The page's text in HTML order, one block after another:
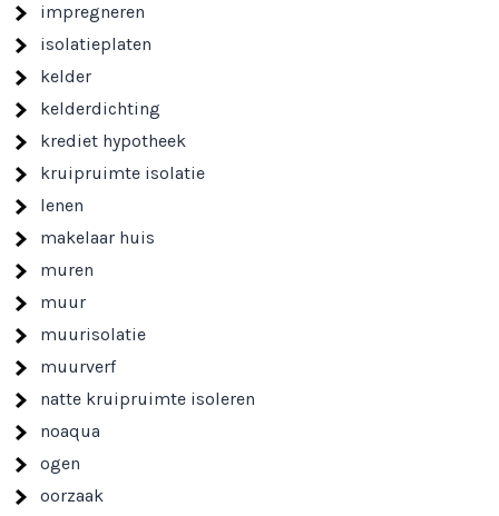
impregneren
isolatieplaten
kelder
kelderdichting
krediet hypotheek
kruipruimte isolatie
lenen
makelaar huis
muren
muur
muurisolatie
muurverf
natte kruipruimte isoleren
noaqua
ogen
oorzaak